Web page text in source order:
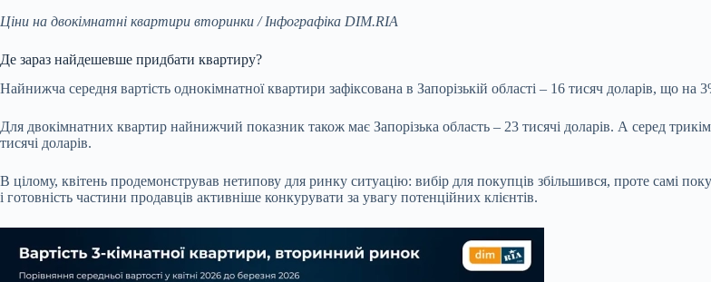
Ціни на двокімнатні квартири вторинки / Інфографіка DIM.RIA
Де зараз найдешевше придбати квартиру?
Найнижча середня вартість однокімнатної квартири зафіксована в Запорізькій області – 16 тисяч доларів, що на
Для двокімнатних квартир найнижчий показник також має Запорізька область – 23 тисячі доларів. А серед
тисячі доларів.
В цілому, квітень продемонстрував нетипову для ринку ситуацію: вибір для покупців збільшився, проте самі
і готовність частини продавців активніше конкурувати за увагу потенційних клієнтів.